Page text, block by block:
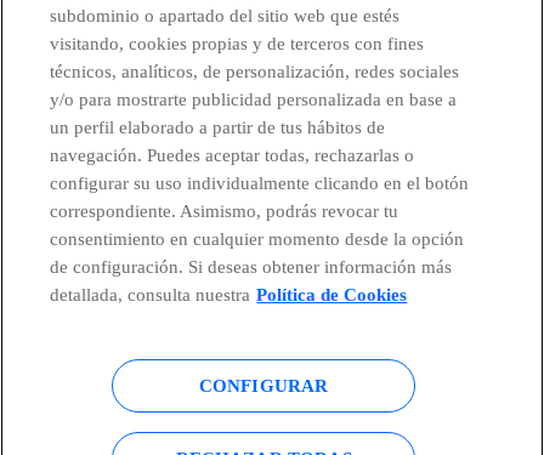
Telefónica en redes sociales
Canal de Denuncias
Centro Global Transparencia
Política de cookies Aviso legal
Accesibilidad Política de privacidad
subdominio o apartado del sitio web que estés
visitando, cookies propias y de terceros con fines
técnicos, analíticos, de personalización, redes sociales
y/o para mostrarte publicidad personalizada en base a
un perfil elaborado a partir de tus hábitos de
navegación. Puedes aceptar todas, rechazarlas o
configurar su uso individualmente clicando en el botón
correspondiente. Asimismo, podrás revocar tu
consentimiento en cualquier momento desde la opción
de configuración. Si deseas obtener información más
detallada, consulta nuestra Política de Cookies
CONFIGURAR